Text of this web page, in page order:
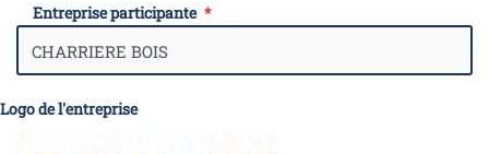
Entreprise participante
Logo de l'entreprise